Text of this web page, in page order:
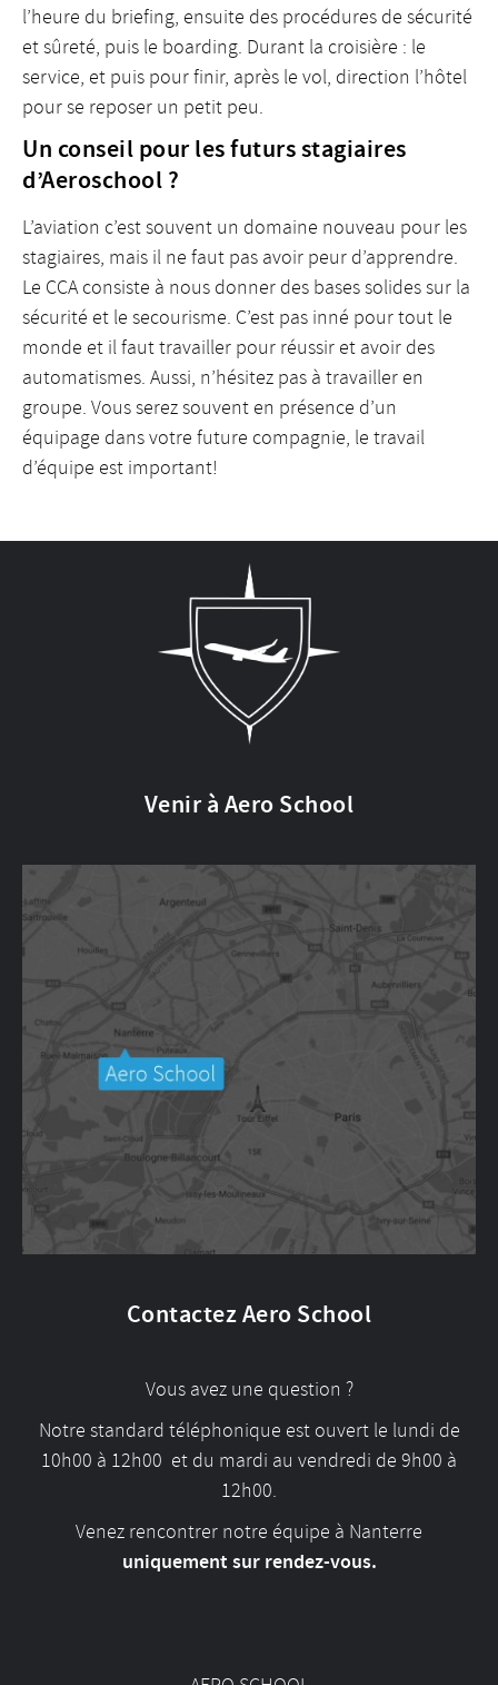
l’heure du briefing, ensuite des procédures de sécurité
et sûreté, puis le boarding. Durant la croisière : le
service, et puis pour finir, après le vol, direction l’hôtel
pour se reposer un petit peu.
Un conseil pour les futurs stagiaires
d’Aeroschool ?
L’aviation c’est souvent un domaine nouveau pour les
stagiaires, mais il ne faut pas avoir peur d’apprendre.
Le CCA consiste à nous donner des bases solides sur la
sécurité et le secourisme. C’est pas inné pour tout le
monde et il faut travailler pour réussir et avoir des
automatismes. Aussi, n’hésitez pas à travailler en
groupe. Vous serez souvent en présence d’un
équipage dans votre future compagnie, le travail
d’équipe est important!
Venir à Aero School
Contactez Aero School
Vous avez une question ?
Notre standard téléphonique est ouvert le lundi de
10h00 à 12h00 et du mardi au vendredi de 9h00 à
12h00.
Venez rencontrer notre équipe à Nanterre
uniquement sur rendez-vous.